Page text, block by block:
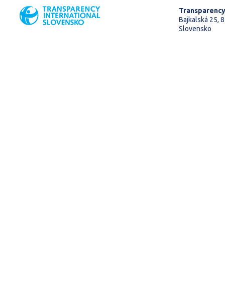
Bajkalská 25,
Slovensko